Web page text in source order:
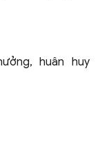
huân huy